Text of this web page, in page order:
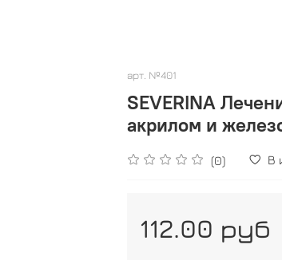
арт. №401
SEVERINA Лечение - Ср-во д/укрепления
акрилом и
(0) В
112.00 руб